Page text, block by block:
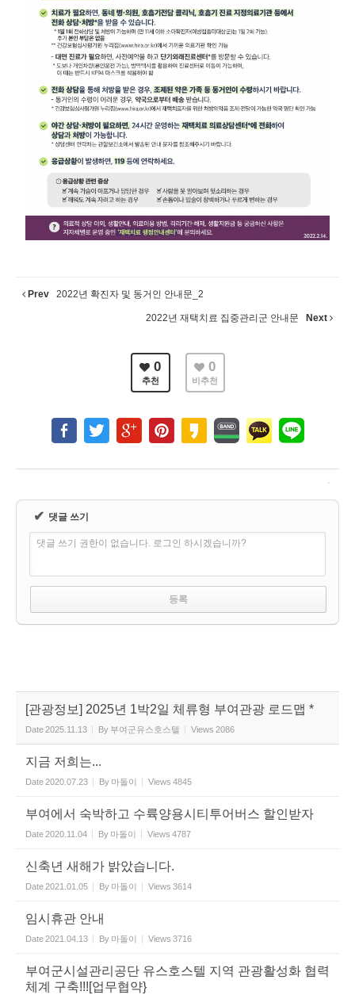
Prev 2022년 확진자 및 동거인 안내문_2
2022년 재택치료 집중관리군 안내문 Next
0
추천
0
비추천
✔ 댓글 쓰기
댓글 쓰기 권한이 없습니다. 로그인 하시겠습니까?
[관광정보] 2025년 1박2일 체류형 부여관광 로드맵 *
Date2025.11.13 By 부여군유스호스텔 Views 2086
지금 저희는...
Date2020.07.23 By 마돌이 Views 4845
부여에서 숙박하고 수륙양용시티투어버스 할인받자
Date2020.11.04 By 마돌이 Views 4787
신축년 새해가 밝았습니다.
Date2021.01.05 By 마돌이 Views 3614
임시휴관 안내
Date2021.04.13 By 마돌이 Views 3716
부여군시설관리공단 유스호스텔 지역 관광활성화 협력
체계 구축!!![업무협약}